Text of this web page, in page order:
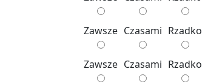
Za­wsze Cza­sa­mi Rzad­ko
Za­wsze Cza­sa­mi Rzad­ko